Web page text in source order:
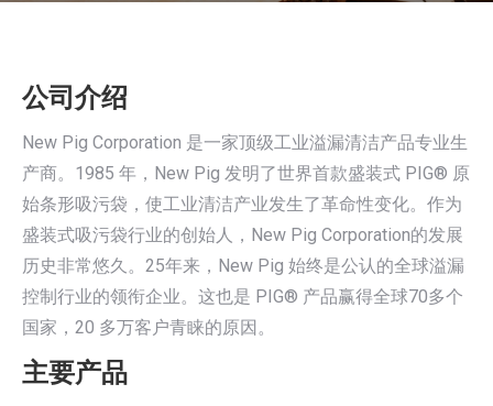
公司介绍
New Pig Corporation 是一家顶级工业溢漏清洁产品专业生
产商。1985 年，New Pig 发明了世界首款盛装式 PIG® 原
始条形吸污袋，使工业清洁产业发生了革命性变化。作为
盛装式吸污袋行业的创始人，New Pig Corporation的发展
历史非常悠久。25年来，New Pig 始终是公认的全球溢漏
控制行业的领衔企业。这也是 PIG® 产品赢得全球70多个
国家，20 多万客户青睐的原因。
主要产品